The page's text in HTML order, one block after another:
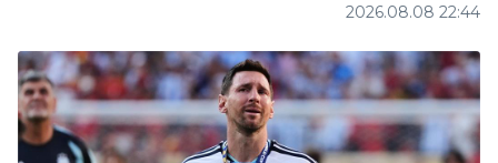
2026.08.08 22:44